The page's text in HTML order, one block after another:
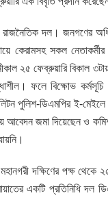
রাজনৈতিক দল। জনগণের
কেরামসহ সকল নেতাকর্মীর
২৫ ফেব্রুয়ারি বিকাল
ফলে বিক্ষোভ কর্মসূচি
পুলিশ-ডিএমপির ই-
আবেদন জমা দিয়েছেন ও
দক্ষিণের পক্ষ থেকে
একটি প্রতিনিধি দল